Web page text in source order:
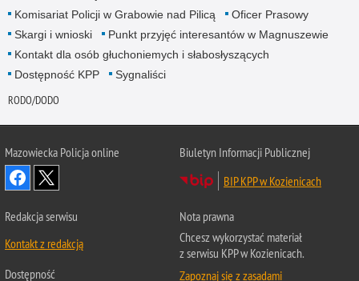
Komisariat Policji w Grabowie nad Pilicą
Oficer Prasowy
Skargi i wnioski
Punkt przyjęć interesantów w Magnuszewie
Kontakt dla osób głuchoniemych i słabosłyszących
Dostępność KPP
Sygnaliści
RODO/DODO
Mazowiecka Policja online
Biuletyn Informacji Publicznej
BIP KPP w Kozienicach
Redakcja serwisu
Kontakt z redakcją
Dostępność
Nota prawna
Chcesz wykorzystać materiał
z serwisu KPP w Kozienicach.
Zapoznaj się z zasadami